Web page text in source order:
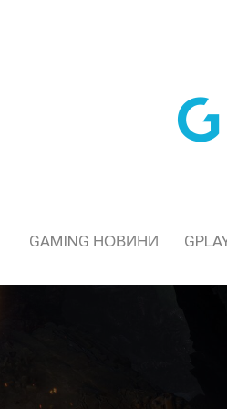
GAMING НОВИНИ